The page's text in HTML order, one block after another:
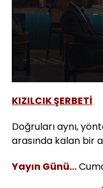
Aç
KIZILCIK ŞERBETİ
Doğruları aynı,
arasında kalan bir
Yayın Günü…